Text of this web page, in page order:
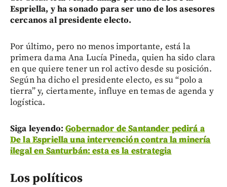
Espriella, y ha sonado para ser uno de los asesores
cercanos al presidente electo.
Por último, pero no menos importante, está la
primera dama Ana Lucía Pineda, quien ha sido clara
en que quiere tener un rol activo desde su posición.
Según ha dicho el presidente electo, es su “polo a
tierra” y, ciertamente, influye en temas de agenda y
logística.
Siga leyendo:Gobernador de Santander pedirá a
De la Espriella una intervención contra la minería
ilegal en Santurbán: esta es la estrategia
Los políticos